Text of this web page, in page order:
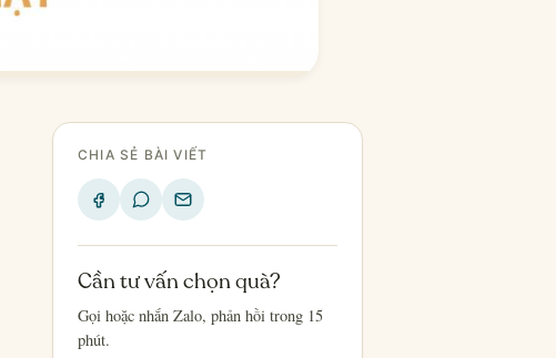
CHIA SẺ BÀI VIẾT
Cần tư vấn chọn quà?
Gọi hoặc nhắn Zalo, phản hồi trong 15
phút.